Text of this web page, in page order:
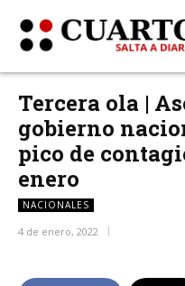
Tercera ola |
gobierno
pico de
enero
NACIONALES
4 de enero, 2022